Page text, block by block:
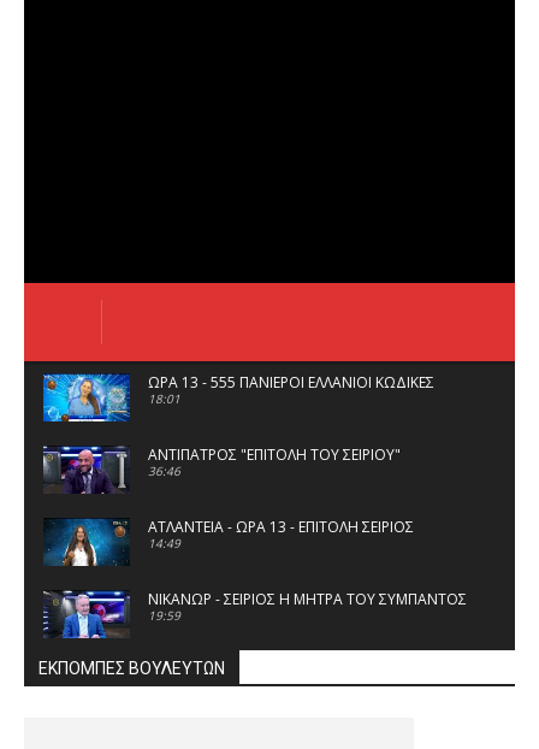
ΩΡΑ 13 - 555 ΠΑΝΙΕΡΟΙ ΕΛΛΑΝΙΟΙ ΚΩΔΙΚΕΣ
18:01
ΑΝΤΙΠΑΤΡΟΣ "ΕΠΙΤΟΛΗ ΤΟΥ ΣΕΙΡΙΟΥ"
36:46
ΑΤΛΑΝΤΕΙΑ - ΩΡΑ 13 - ΕΠΙΤΟΛΗ ΣΕΙΡΙΟΣ
14:49
ΝΙΚΑΝΩΡ - ΣΕΙΡΙΟΣ Η ΜΗΤΡΑ ΤΟΥ ΣΥΜΠΑΝΤΟΣ
19:59
Γυναικοκτονία: Όταν η παιδεία αποτυγχάνει,
η βία … μιλά
ΕΚΠΟΜΠΕΣ ΒΟΥΛΕΥΤΩΝ